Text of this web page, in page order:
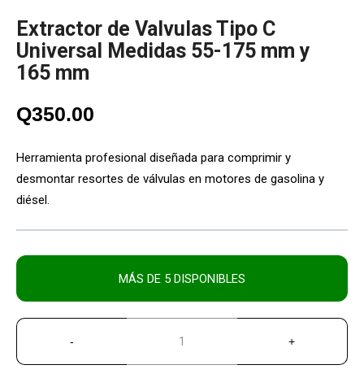
Extractor de Valvulas Tipo C
Universal Medidas 55-175 mm y
165 mm
Q350.00
Herramienta profesional diseñada para comprimir y
desmontar resortes de válvulas en motores de gasolina y
diésel.
MÁS DE 5 DISPONIBLES